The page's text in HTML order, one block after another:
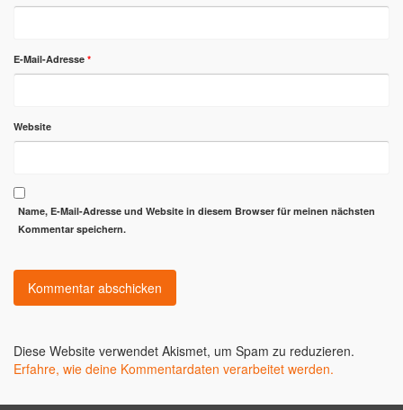
E-Mail-Adresse *
Website
Name, E-Mail-Adresse und Website in diesem Browser für meinen nächsten
Kommentar speichern.
Diese Website verwendet Akismet, um Spam zu reduzieren.
Erfahre, wie deine Kommentardaten verarbeitet werden.